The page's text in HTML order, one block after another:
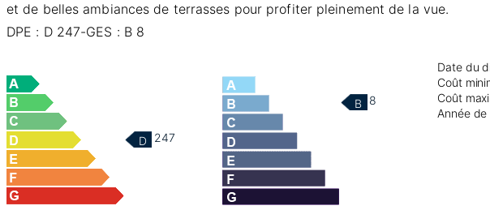
et de belles ambiances de terrasses pour profiter pleinement de la vue.
DPE : D 247-GES : B 8
D 247
B 8
Date du
Coût
Coût
Année